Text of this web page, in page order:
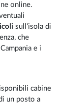
online.
sull'isola di
che
e i
cabine
un posto a